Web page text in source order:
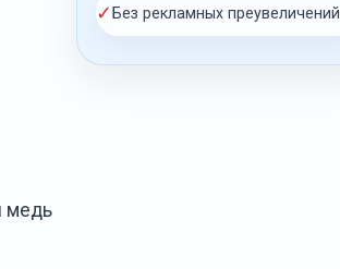
медь
✓Без рекламных преувеличений